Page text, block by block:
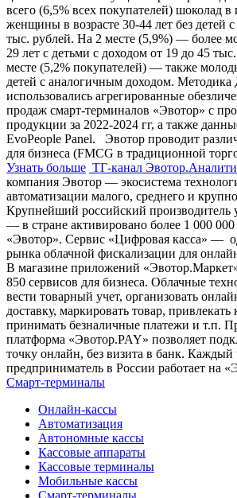
всего (6,5% всех покупателей) шоколад
женщины в возрасте 30-44 лет без детей
тыс. рублей. На 2 месте (5,9%) ― более
29 лет с детьми с доходом от 19 до 45
месте (5,2% покупателей) ― также
детей с аналогичным доходом. Методика
использовались агрегированные
продаж смарт-терминалов «Эвотор» с
продукции за 2022-2024 гг, а также
EvoPeople Panel. Эвотор проводит
для бизнеса (FMCG в традиционной
Узнать больше ТГ-канал
компания Эвотор — экосистема
автоматизации малого, среднего и
Крупнейший российский производитель
— в стране активировано более 1 000
«Эвотор». Сервис «Цифровая касса» —
рынка облачной фискализации для
В магазине приложений
850 сервисов для бизнеса. Облачные
вести товарный учет, организовать
доставку, маркировать товар, привлекать
принимать безналичные платежи и т.п.
платформа «Эвотор.PAY» позволяет
точку онлайн, без визита в банк. Каждый
предприниматель в России работает на
Смарт-терминалы
Онлайн-кассы
Автоматизация
Автономные кассы
Кассовые аппараты
Кассовые терминалы
Мобильные кассы
Смарт-терминалы